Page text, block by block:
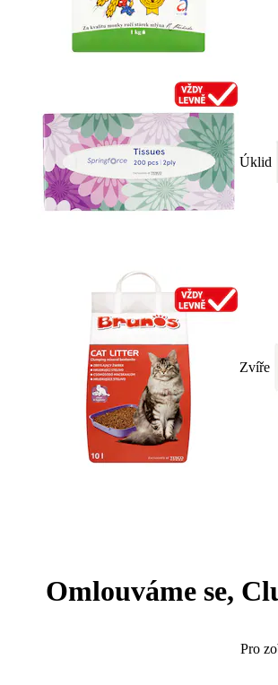
Úklid
Zvíře
Omlouváme se,
Pro